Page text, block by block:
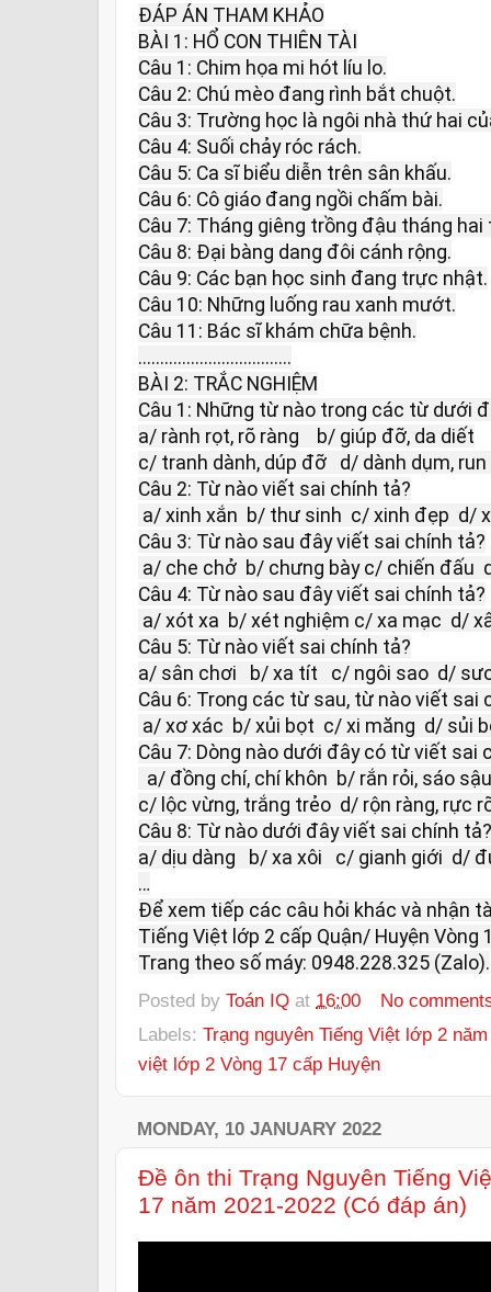
ĐÁP ÁN THAM KHẢO
BÀI 1: HỔ CON THIÊN TÀI
Câu 1: Chim họa mi hót líu lo.
Câu 2: Chú mèo đang rình bắt chuột.
Câu 3: Trường học là ngôi nhà thứ hai
Câu 4: Suối chảy róc rách.
Câu 5: Ca sĩ biểu diễn trên sân khấu.
Câu 6: Cô giáo đang ngồi chấm bài.
Câu 7: Tháng giêng trồng đậu tháng hai
Câu 8: Đại bàng dang đôi cánh rộng.
Câu 9: Các bạn học sinh đang trực nhật.
Câu 10: Những luống rau xanh mướt.
Câu 11: Bác sĩ khám chữa bệnh.
...................................
BÀI 2: TRẮC NGHIỆM
Câu 1: Những từ nào trong các từ dưới
a/ rành rọt, rõ ràng    b/ giúp đỡ, da diết
c/ tranh dành, dúp đỡ   d/ dành dụm, run
Câu 2: Từ nào viết sai chính tả?
Câu 3: Từ nào sau đây viết sai chính tả?
Câu 4: Từ nào sau đây viết sai chính tả?
Câu 5: Từ nào viết sai chính tả?
a/ sân chơi   b/ xa tít   c/ ngôi sao  d/
Câu 6: Trong các từ sau, từ nào viết sai
Câu 7: Dòng nào dưới đây có từ viết sai
c/ lộc vừng, trắng trẻo  d/ rộn ràng, rực
Câu 8: Từ nào dưới đây viết sai chính tả?
a/ dịu dàng   b/ xa xôi   c/ gianh giới  d/
…
Để xem tiếp các câu hỏi khác và nhận
Tiếng Việt lớp 2 cấp Quận/ Huyện
Trang theo số máy: 0948.228.325 (Zalo).
Posted by Toán IQ at 16:00
No
Labels: Trạng nguyên Tiếng Việt lớp 2
việt lớp 2 Vòng 17 cấp Huyện
MONDAY, 10 JANUARY 2022
Đề ôn thi Trạng Nguyên Tiếng
17 năm 2021-2022 (Có đáp án)